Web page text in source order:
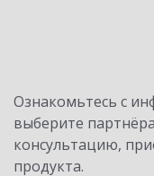
Ознакомьтесь с
выберите
консультацию,
продукта.